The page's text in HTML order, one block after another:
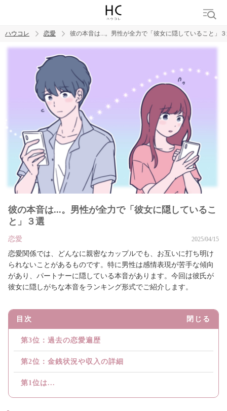
トレンド ワード
ハウコレ 恋愛 彼の本音は...。男性が全力で「彼女に隠していること」
彼の本音は...。男性が全力で「彼女に隠しているこ
と」３選
恋愛 2025/04/15
恋愛関係では、どんなに親密なカップルでも、お互いに打ち明け
られないことがあるものです。特に男性は感情表現が苦手な傾向
があり、パートナーに隠している本音があります。今回は彼氏が
彼女に隠しがちな本音をランキング形式でご紹介します。
目次 閉じる
第3位：過去の恋愛遍歴
第2位：金銭状況や収入の詳細
第1位は...